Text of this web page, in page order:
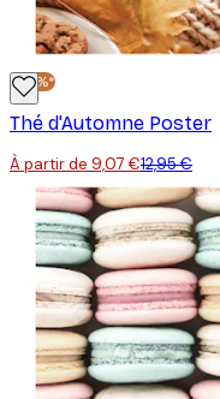
-30%*
Thé d'Automne Poster
À partir de 9,07 €12,95 €